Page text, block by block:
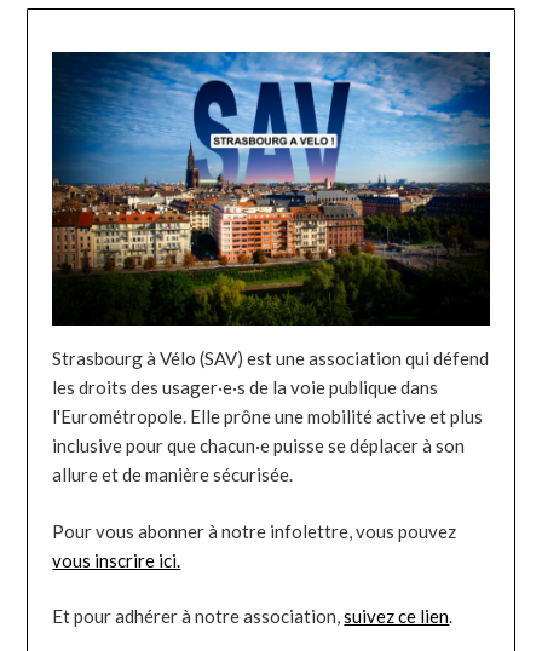
Strasbourg à Vélo (SAV) est une association qui défend
les droits des usager·e·s de la voie publique dans
l'Eurométropole. Elle prône une mobilité active et plus
inclusive pour que chacun·e puisse se déplacer à son
allure et de manière sécurisée.
Pour vous abonner à notre infolettre, vous pouvez
vous inscrire ici.
Et pour adhérer à notre association,suivez ce lien.